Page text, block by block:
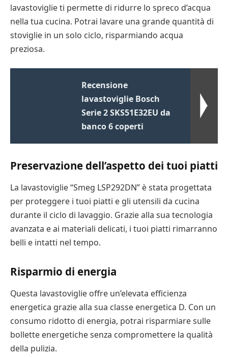
lavastoviglie ti permette di ridurre lo spreco d’acqua
nella tua cucina. Potrai lavare una grande quantità di
stoviglie in un solo ciclo, risparmiando acqua
preziosa.
Recensione
lavastoviglie Bosch
Serie 2 SKS51E32EU da
banco 6 coperti
Preservazione dell’aspetto dei tuoi piatti
La lavastoviglie “Smeg LSP292DN” è stata progettata
per proteggere i tuoi piatti e gli utensili da cucina
durante il ciclo di lavaggio. Grazie alla sua tecnologia
avanzata e ai materiali delicati, i tuoi piatti rimarranno
belli e intatti nel tempo.
Risparmio di energia
Questa lavastoviglie offre un’elevata efficienza
energetica grazie alla sua classe energetica D. Con un
consumo ridotto di energia, potrai risparmiare sulle
bollette energetiche senza compromettere la qualità
della pulizia.